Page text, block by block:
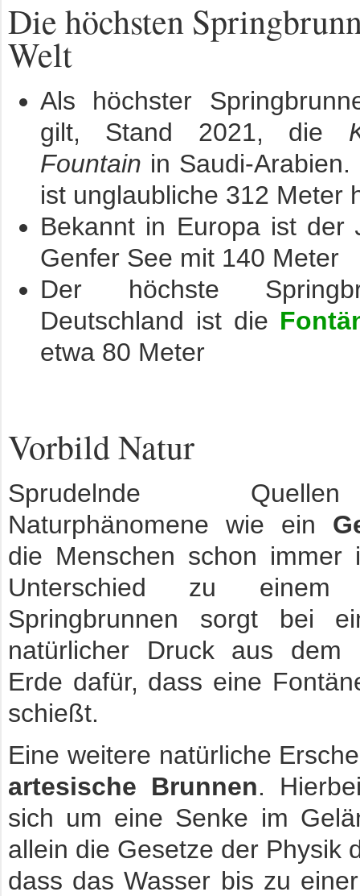
Die höchsten
Welt
Als höchster
gilt, Stand 2021, die
Fountain in Saudi-
ist unglaubliche 312 Meter
Bekannt in Europa ist der
Genfer See mit 140 Meter
Der höchste
Deutschland ist die
etwa 80 Meter
Vorbild Natur
Sprudelnde
Naturphänomene wie ein
die Menschen schon immer
Unterschied zu einem
Springbrunnen sorgt bei
natürlicher Druck aus dem
Erde dafür, dass eine
schießt.
Eine weitere natürliche
artesische Brunnen.
sich um eine Senke im
allein die Gesetze der Physik
dass das Wasser bis zu